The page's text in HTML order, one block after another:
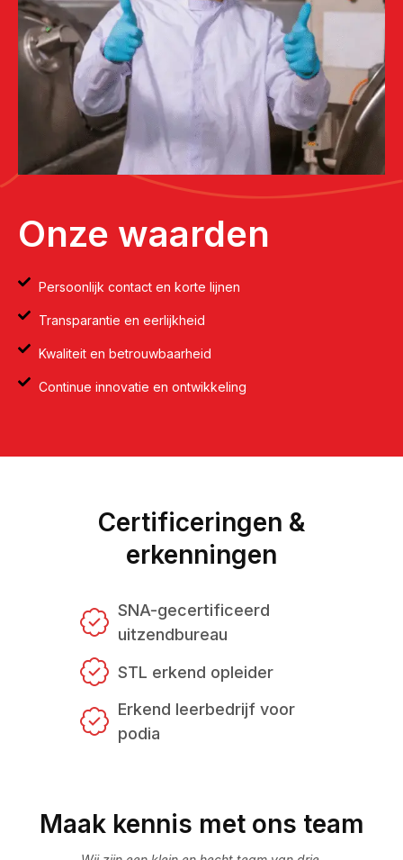
Onze waarden
Persoonlijk contact en korte lijnen
Transparantie en eerlijkheid
Kwaliteit en betrouwbaarheid
Continue innovatie en ontwikkeling
Certificeringen &
erkenningen
SNA-gecertificeerd
uitzendbureau
STL erkend opleider
Erkend leerbedrijf voor
podia
Maak kennis met ons team